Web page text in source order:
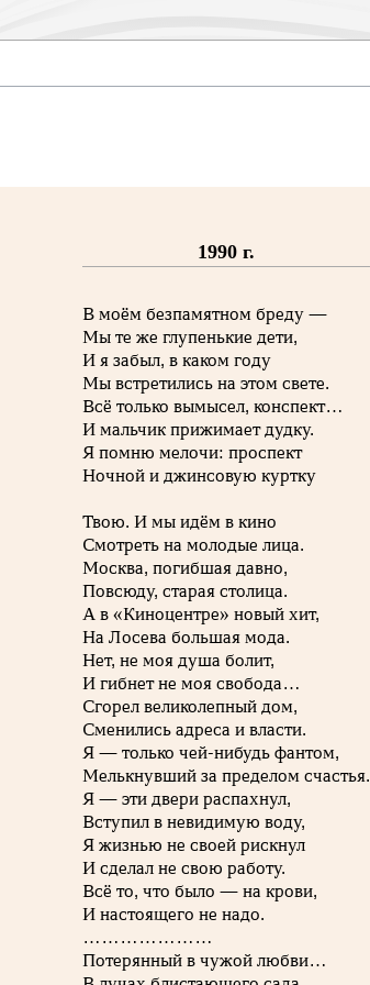
1990 г.
В моём безпамятном бреду —
Мы те же глупенькие дети,
И я забыл, в каком году
Мы встретились на этом свете.
Всё только вымысел, конспект…
И мальчик прижимает дудку.
Я помню мелочи: проспект
Ночной и джинсовую куртку
Твою. И мы идём в кино
Смотреть на молодые лица.
Москва, погибшая давно,
Повсюду, старая столица.
А в «Киноцентре» новый хит,
На Лосева большая мода.
Нет, не моя душа болит,
И гибнет не моя свобода…
Сгорел великолепный дом,
Сменились адреса и власти.
Я — только чей-нибудь фантом,
Мелькнувший за пределом счастья.
Я — эти двери распахнул,
Вступил в невидимую воду,
Я жизнью не своей рискнул
И сделал не свою работу.
Всё то, что было — на крови,
И настоящего не надо.
…………………
Потерянный в чужой любви…